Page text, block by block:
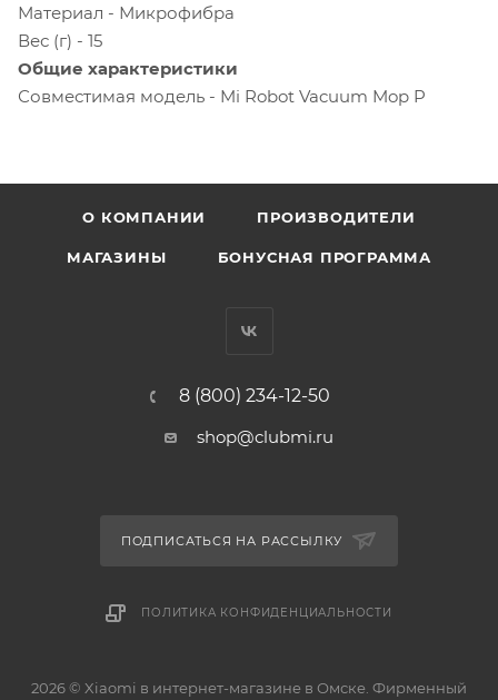
Материал - Микрофибра
Вес (г) - 15
Общие характеристики
Совместимая модель - Mi Robot Vacuum Mop P
О КОМПАНИИ ПРОИЗВОДИТЕЛИ
МАГАЗИНЫ БОНУСНАЯ ПРОГРАММА
8 (800) 234-12-50
shop@clubmi.ru
ПОДПИСАТЬСЯ НА РАССЫЛКУ
ПОЛИТИКА КОНФИДЕНЦИАЛЬНОСТИ
2026 © Xiaomi в интернет-магазине в Омске. Фирменный